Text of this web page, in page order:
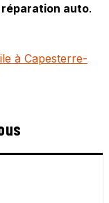
auto.
à Capesterre-